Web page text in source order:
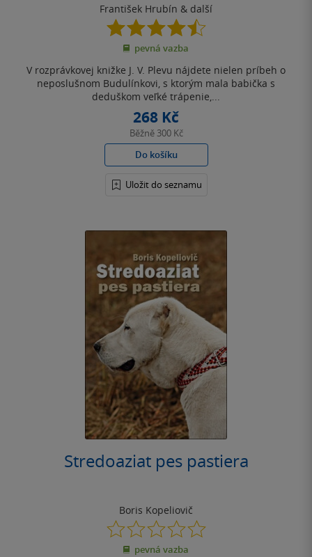
František Hrubín & další
4.5
z
5
pevná vazba
V rozprávkovej knižke J. V. Plevu nájdete nielen príbeh o
neposlušnom Budulínkovi, s ktorým mala babička s
deduškom veľké trápenie,...
268 Kč
Běžně 300 Kč
Do košíku
Uložit do seznamu
Stredoaziat pes pastiera
Boris Kopeliovič
0.0
z
5
pevná vazba